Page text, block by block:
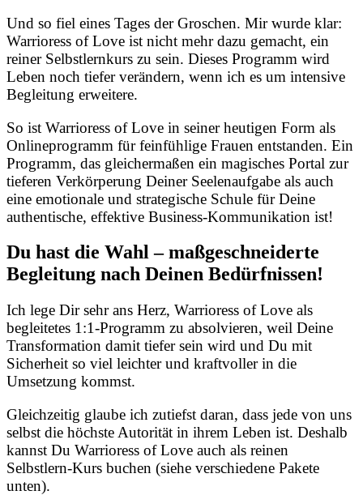
Und so fiel eines Tages der Groschen. Mir wurde klar:
Warrioress of Love ist nicht mehr dazu gemacht, ein
reiner Selbstlernkurs zu sein. Dieses Programm wird
Leben noch tiefer verändern, wenn ich es um intensive
Begleitung erweitere.
So ist Warrioress of Love in seiner heutigen Form als
Onlineprogramm für feinfühlige Frauen entstanden. Ein
Programm, das gleichermaßen ein magisches Portal zur
tieferen Verkörperung Deiner Seelenaufgabe als auch
eine emotionale und strategische Schule für Deine
authentische, effektive Business-Kommunikation ist!
Du hast die Wahl – maßgeschneiderte
Begleitung nach Deinen Bedürfnissen!
Ich lege Dir sehr ans Herz, Warrioress of Love als
begleitetes 1:1-Programm zu absolvieren, weil Deine
Transformation damit tiefer sein wird und Du mit
Sicherheit so viel leichter und kraftvoller in die
Umsetzung kommst.
Gleichzeitig glaube ich zutiefst daran, dass jede von uns
selbst die höchste Autorität in ihrem Leben ist. Deshalb
kannst Du Warrioress of Love auch als reinen
Selbstlern-Kurs buchen (siehe verschiedene Pakete
unten).